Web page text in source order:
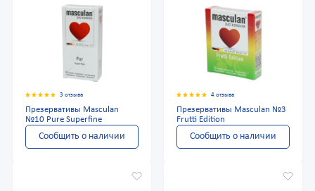
3 отзыва
Презервативы Masculan
№10 Pure Superfine
Сообщить о наличии
4 отзыва
Презервативы Masculan №3
Frutti Edition
Сообщить о наличии